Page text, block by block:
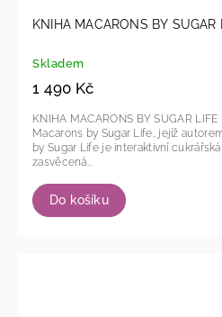
KNIHA MACARONS BY SUGAR
Skladem
1 490 Kč
Do košíku
KNIHA MACARONS BY SUGAR LIFE Představujeme knihu
Macarons by Sugar Life, jejíž autorem je
by Sugar Life je interaktivní
zasvěcená...